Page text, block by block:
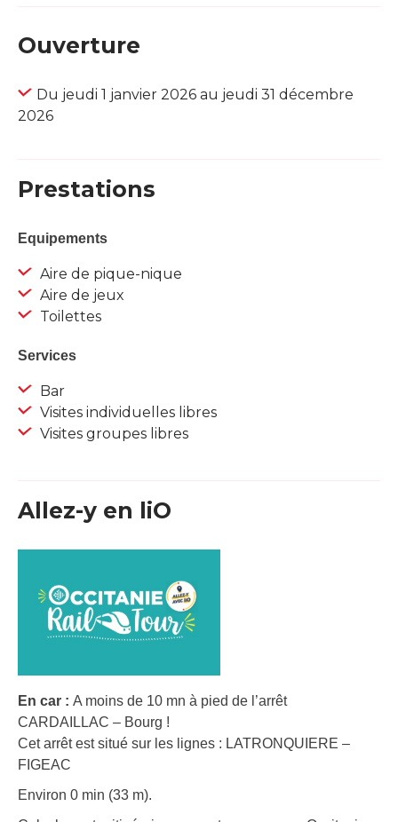
Ouverture
Du jeudi 1 janvier 2026 au jeudi 31 décembre
2026
Prestations
Equipements
Aire de pique-nique
Aire de jeux
Toilettes
Services
Bar
Visites individuelles libres
Visites groupes libres
Allez-y en liO
En car : A moins de 10 mn à pied de l’arrêt
CARDAILLAC – Bourg !
Cet arrêt est situé sur les lignes : LATRONQUIERE –
FIGEAC
Environ 0 min (33 m).